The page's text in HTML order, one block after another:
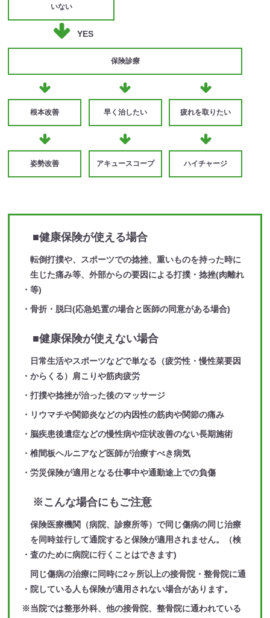
いない
YES
保険診療
根本改善 早く治したい 疲れを取りたい
姿勢改善 アキュースコープ ハイチャージ
■健康保険が使える場合
転倒打撲や、スポーツでの捻挫、重いものを持った時に
生じた痛み等、外部からの要因による打撲・捻挫(肉離れ
等)
骨折・脱臼(応急処置の場合と医師の同意がある場合)
■健康保険が使えない場合
日常生活やスポーツなどで単なる（疲労性・慢性菜要因
からくる）肩こりや筋肉疲労
打撲や捻挫が治った後のマッサージ
リウマチや関節炎などの内因性の筋肉や関節の痛み
脳疾患後遺症などの慢性病や症状改善のない長期施術
椎間板ヘルニアなど医師が治療すべき病気
労災保険が適用となる仕事中や通勤途上での負傷
※こんな場合にもご注意
保険医療機関（病院、診療所等）で同じ傷病の同じ治療
を同時並行して通院すると保険が適用されません。（検
査のために病院に行くことはできます)
同じ傷病の治療に同時に2ヶ所以上の接骨院・整骨院に通
院している人も保険が適用されない場合があります。
※当院では整形外科、他の接骨院、整骨院に通われている